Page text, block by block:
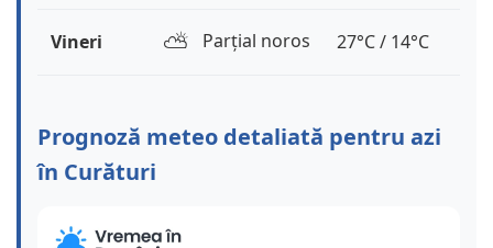
Vineri ⛅️ Parțial noros 27°C / 14°C
Prognoză meteo detaliată pentru azi
în Curături